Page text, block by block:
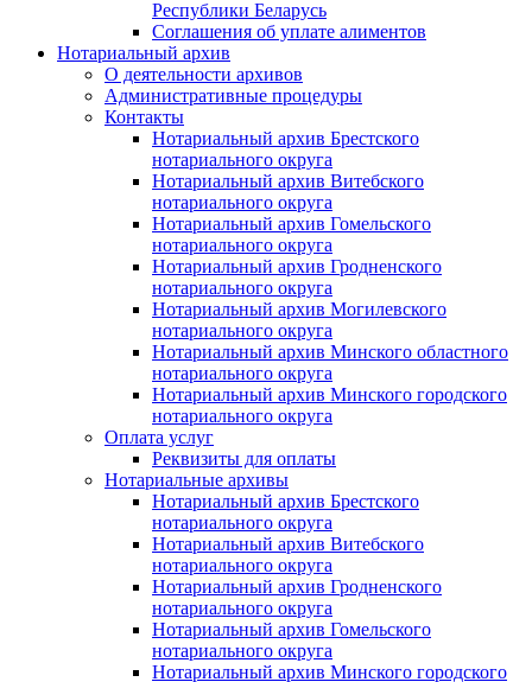
Республики Беларусь
Соглашения об уплате алиментов
Нотариальный архив
О деятельности архивов
Административные процедуры
Контакты
Нотариальный архив Брестского
нотариального округа
Нотариальный архив Витебского
нотариального округа
Нотариальный архив Гомельского
нотариального округа
Нотариальный архив Гродненского
нотариального округа
Нотариальный архив Могилевского
нотариального округа
Нотариальный архив Минского областного
нотариального округа
Нотариальный архив Минского городского
нотариального округа
Оплата услуг
Реквизиты для оплаты
Нотариальные архивы
Нотариальный архив Брестского
нотариального округа
Нотариальный архив Витебского
нотариального округа
Нотариальный архив Гродненского
нотариального округа
Нотариальный архив Гомельского
нотариального округа
Нотариальный архив Минского городского